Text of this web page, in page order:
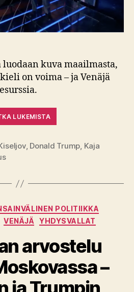
kuva maailmasta,
on voima – ja Venäjä
LUKEMISTA
, Donald Trump, Kaja
KategoriatPOLITIIKKA
VENÄJÄ YHDYSVALLAT
arvostelu
–